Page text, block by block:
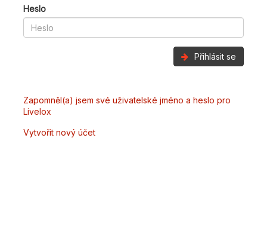
Heslo
Přihlásit se
Zapomněl(a) jsem své uživatelské jméno a heslo pro
Livelox
Vytvořit nový účet